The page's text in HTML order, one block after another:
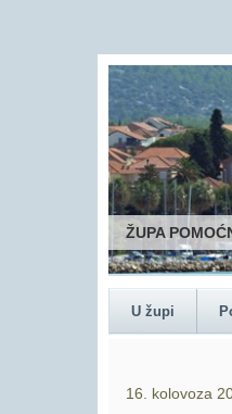
U župi
16. kolovoza